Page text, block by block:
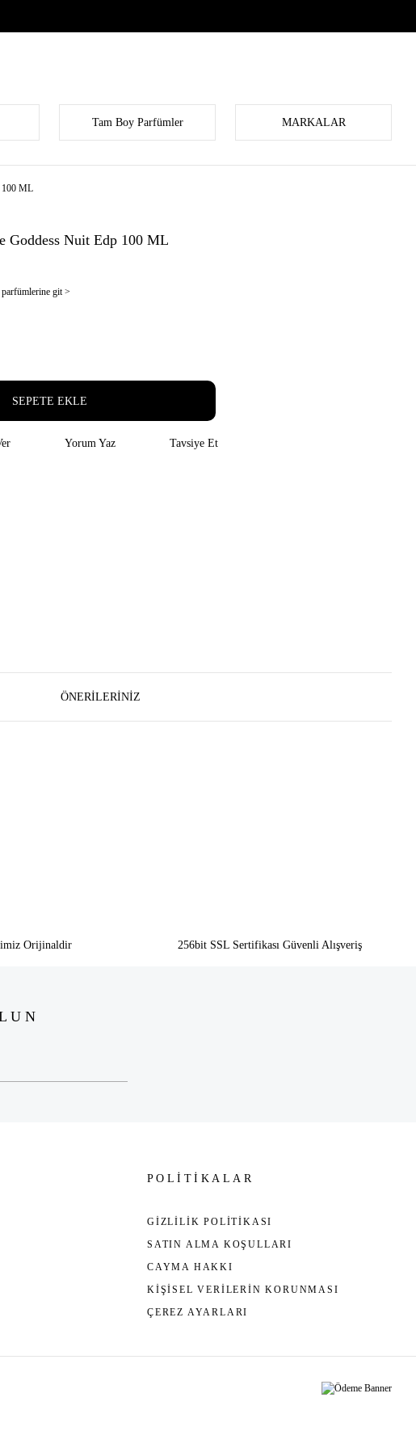
Tam Boy Parfümler MARKALAR
100 ML
Goddess Nuit Edp 100 ML
git >
SEPETE EKLE
Yorum Yaz Tavsiye Et
ÖNERILERINIZ
Orijinaldir 256bit SSL Sertifikası Güvenli Alışveriş
POLİTİKALAR
GİZLİLİK POLİTİKASI
SATIN ALMA KOŞULLARI
CAYMA HAKKI
KİŞİSEL VERİLERİN KORUNMASI
ÇEREZ AYARLARI